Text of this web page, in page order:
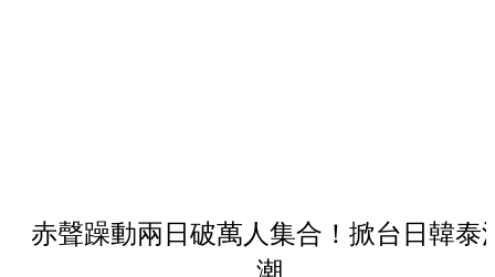
赤聲躁動兩日破萬人集合！掀台日韓泰